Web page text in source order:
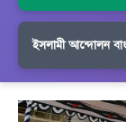
ইসলামী আন্দোলন